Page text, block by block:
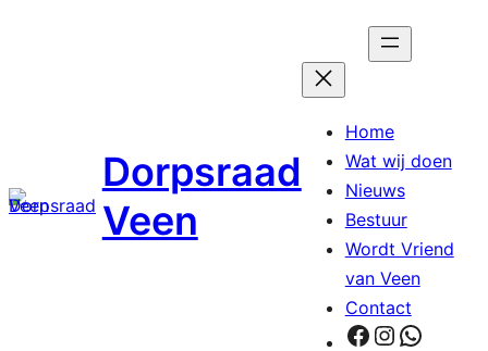
Dorpsraad
Veen
Home
Wat wij doen
Nieuws
Bestuur
Wordt Vriend
van Veen
Contact
Facebook